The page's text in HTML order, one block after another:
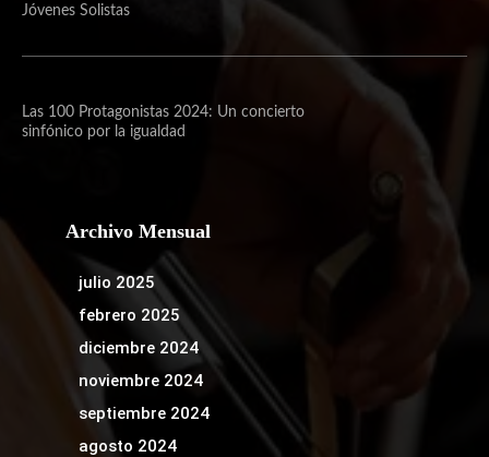
Jóvenes Solistas
Las 100 Protagonistas 2024: Un concierto
sinfónico por la igualdad
Archivo Mensual
julio 2025
febrero 2025
diciembre 2024
noviembre 2024
septiembre 2024
agosto 2024